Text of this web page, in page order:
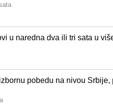
u naredna dva ili tri sata u
pobedu na nivou